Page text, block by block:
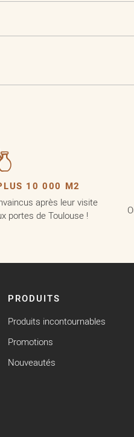
10 000 M2
après leur visite
portes de Toulouse !
PRODUITS
Produits incontournables
Promotions
Nouveautés